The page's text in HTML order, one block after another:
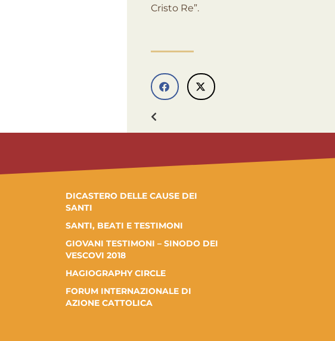
Cristo Re”.
DICASTERO DELLE CAUSE DEI
SANTI
SANTI, BEATI E TESTIMONI
GIOVANI TESTIMONI – SINODO DEI
VESCOVI 2018
HAGIOGRAPHY CIRCLE
FORUM INTERNAZIONALE DI
AZIONE CATTOLICA